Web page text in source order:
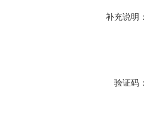
补充说明
验证码